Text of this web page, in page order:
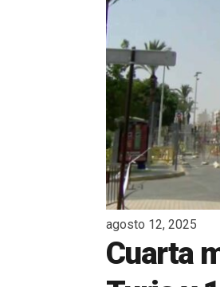
agosto 12, 2025
Cuarta